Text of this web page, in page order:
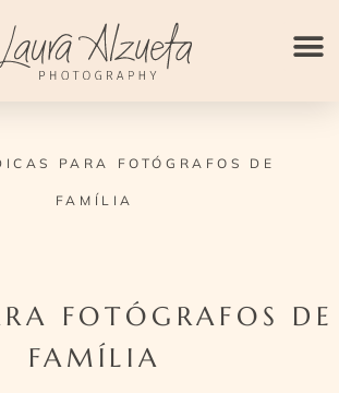
PARA FOTÓGRAFOS DE
FAMÍLIA
FOTÓGRAFOS DE
FAMÍLIA